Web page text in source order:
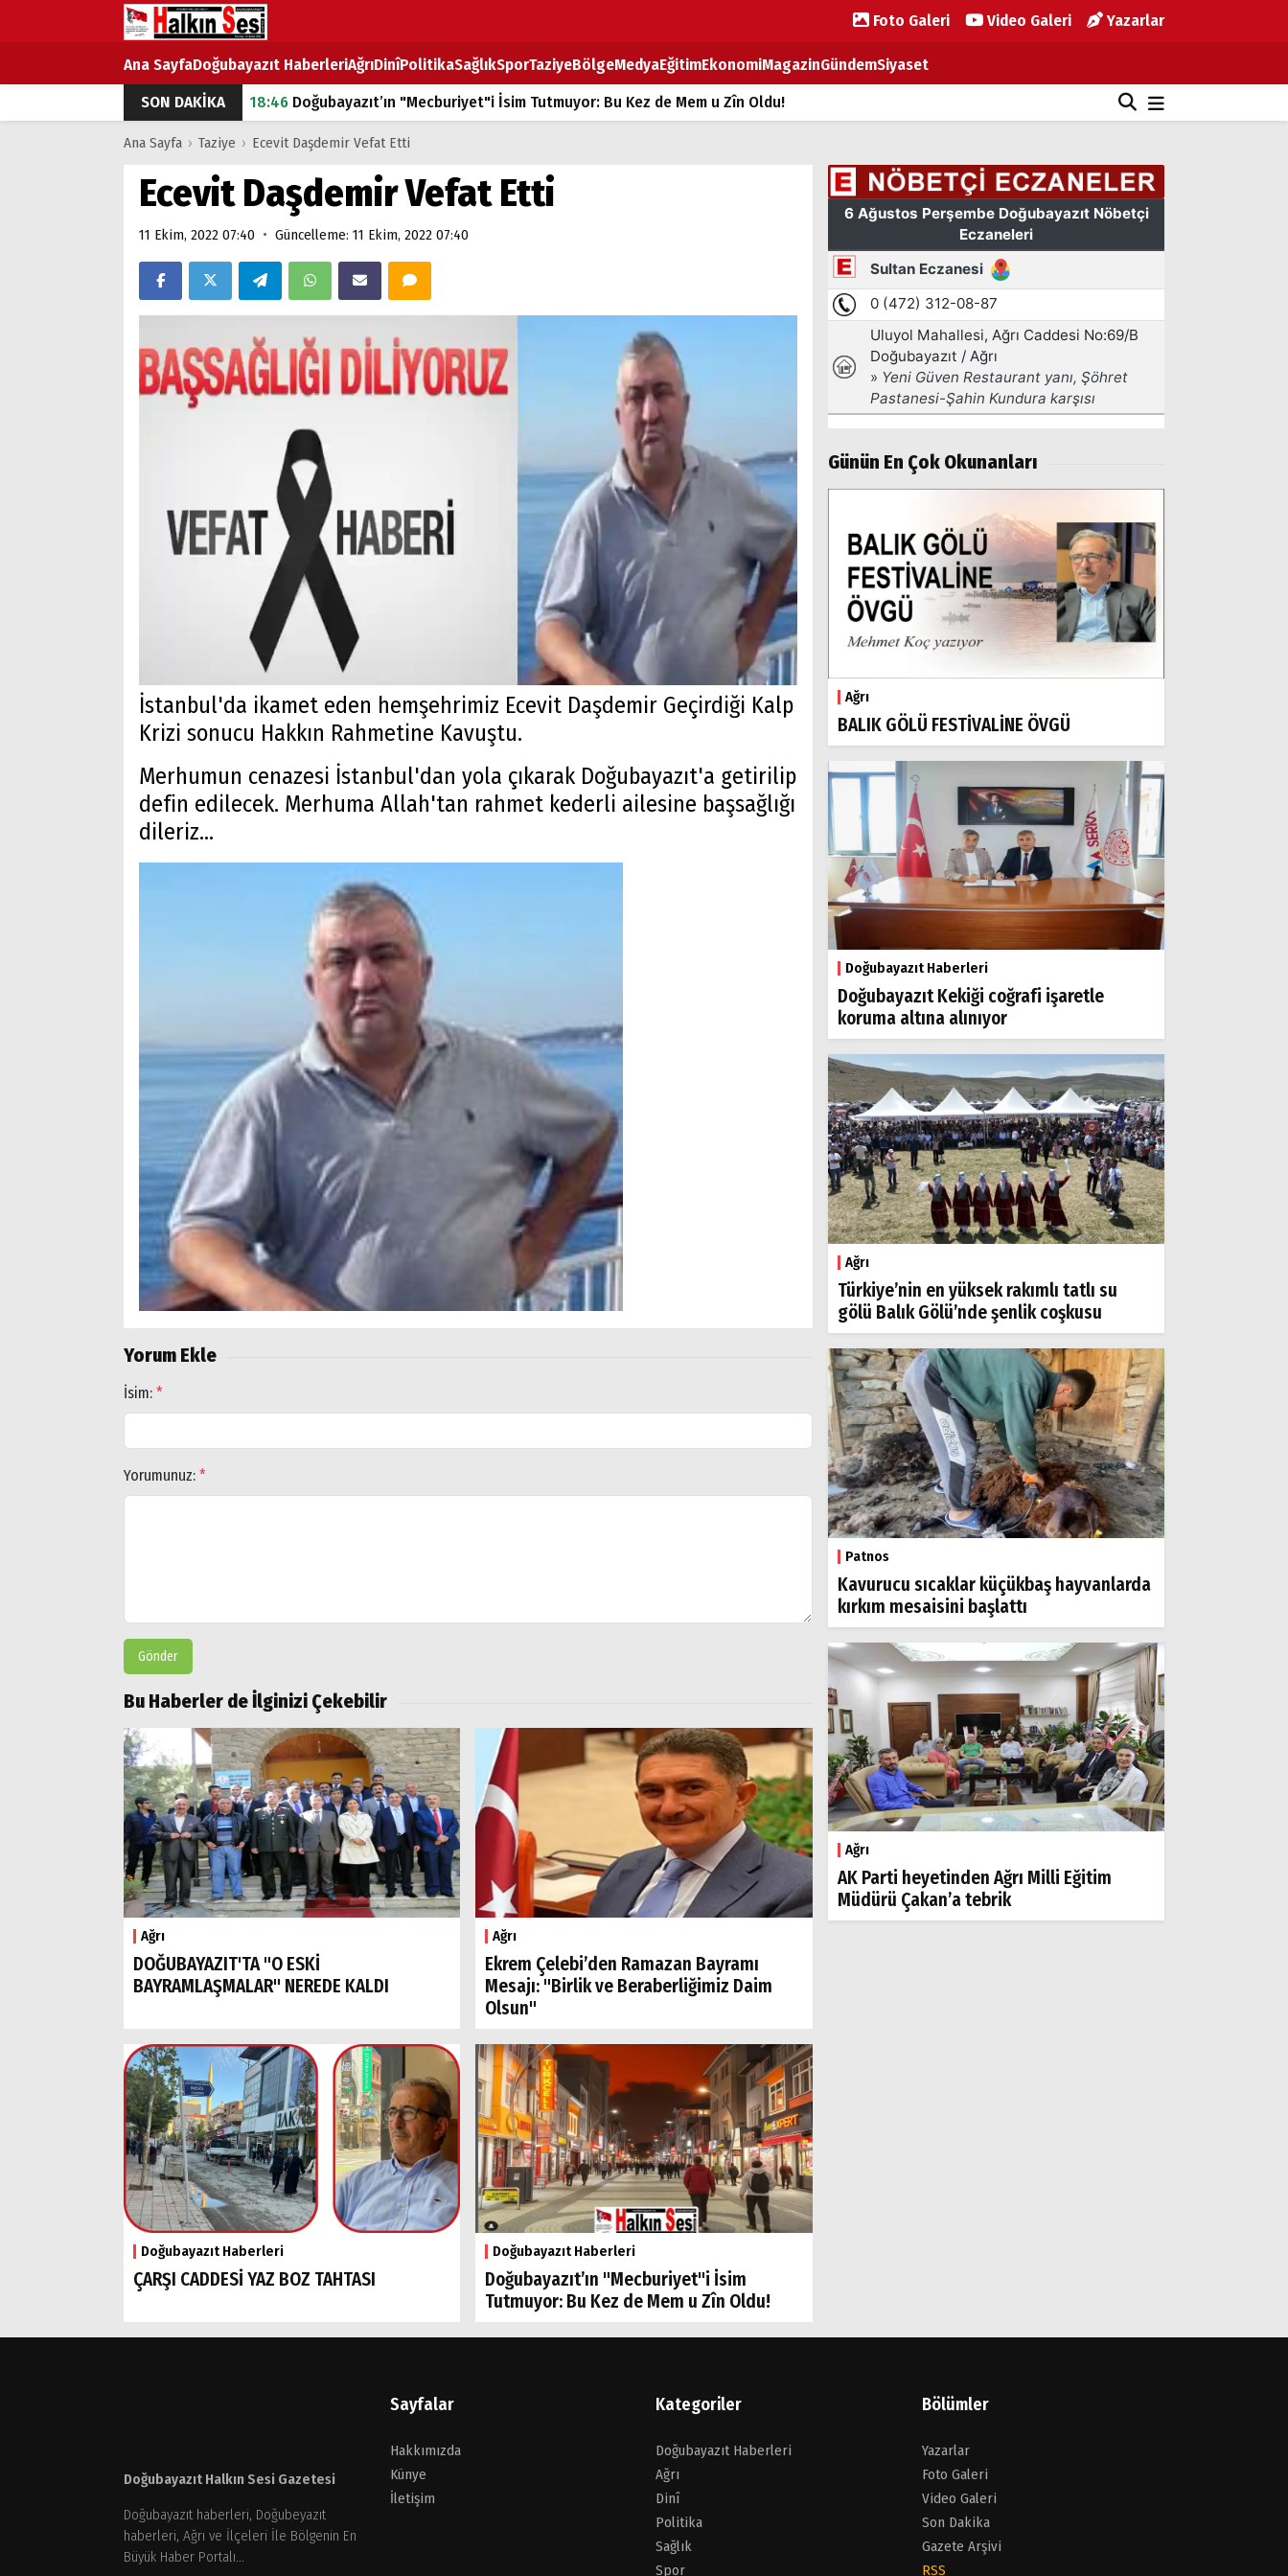
Foto Galeri Video Galeri Yazarlar
Ana SayfaDoğubayazıt HaberleriAğrıDinîPolitikaSağlıkSporTaziyeBölgeMedyaEğitimEkonomiMagazinGündemSiyaset
SON DAKİKA
18:46 Doğubayazıt’ın "Mecburiyet"i İsim Tutmuyor: Bu Kez de Mem u Zîn Oldu!
07:53Doğubayazıt’ta Ekmek Fiyatlarına Zam
07:16
Doğubayazıt'ta çocukların sırtındaki ağır yük
07:00DEVLET ve HÜKÜMET
ÇARŞI CADDESİ YAZ BOZ TAHTASI
Ana Sayfa › Taziye › Ecevit Daşdemir Vefat Etti
Ecevit Daşdemir Vefat Etti
11 Ekim, 2022 07:40 • Güncelleme: 11 Ekim, 2022 07:40
İstanbul'da ikamet eden hemşehrimiz Ecevit Daşdemir Geçirdiği Kalp
Krizi sonucu Hakkın Rahmetine Kavuştu.
Merhumun cenazesi İstanbul'dan yola çıkarak Doğubayazıt'a getirilip
defin edilecek. Merhuma Allah'tan rahmet kederli ailesine başsağlığı
dileriz...
Yorum Ekle
İsim: *
Yorumunuz: *
Gönder
Bu Haberler de İlginizi Çekebilir
Ağrı
DOĞUBAYAZIT'TA "O ESKİ
BAYRAMLAŞMALAR" NEREDE KALDI
Ağrı
Ekrem Çelebi’den Ramazan Bayramı
Mesajı: "Birlik ve Beraberliğimiz Daim
Olsun"
Doğubayazıt Haberleri
ÇARŞI CADDESİ YAZ BOZ TAHTASI
Doğubayazıt Haberleri
Doğubayazıt’ın "Mecburiyet"i İsim
Tutmuyor: Bu Kez de Mem u Zîn Oldu!
Günün En Çok Okunanları
Ağrı
BALIK GÖLÜ FESTİVALİNE ÖVGÜ
Doğubayazıt Haberleri
Doğubayazıt Kekiği coğrafi işaretle
koruma altına alınıyor
Ağrı
Türkiye’nin en yüksek rakımlı tatlı su
gölü Balık Gölü’nde şenlik coşkusu
Patnos
Kavurucu sıcaklar küçükbaş hayvanlarda
kırkım mesaisini başlattı
Ağrı
AK Parti heyetinden Ağrı Milli Eğitim
Müdürü Çakan’a tebrik
Doğubayazıt Halkın Sesi Gazetesi
Doğubayazıt haberleri, Doğubeyazıt
haberleri, Ağrı ve İlçeleri İle Bölgenin En
Büyük Haber Portalı...
Sayfalar
Hakkımızda
Künye
İletişim
Kategoriler
Doğubayazıt Haberleri
Ağrı
Dinî
Politika
Sağlık
Spor
Bölümler
Yazarlar
Foto Galeri
Video Galeri
Son Dakika
Gazete Arşivi
RSS